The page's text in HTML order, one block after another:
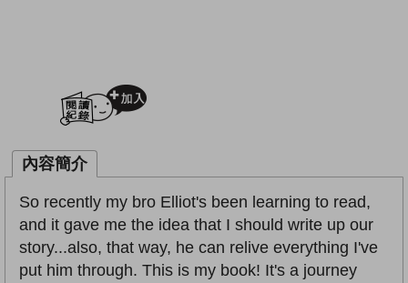
內容簡介
So recently my bro Elliot's been learning to read,
and it gave me the idea that I should write up our
story...also, that way, he can relive everything I've
put him through. This is my book! It's a journey